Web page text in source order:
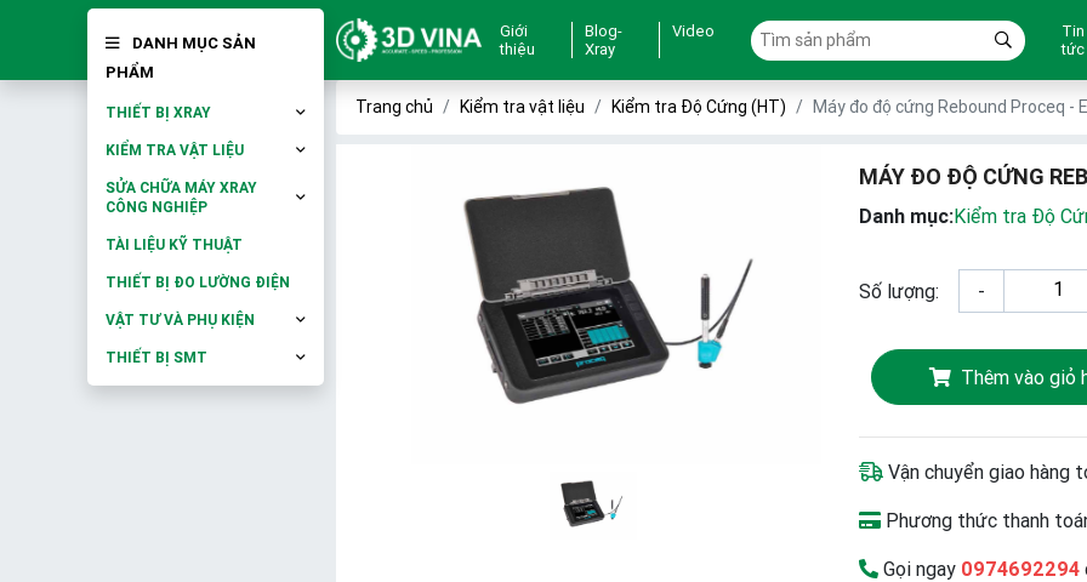
DANH MỤC SẢN
PHẨM
THIẾT BỊ XRAY
KIỂM TRA VẬT LIỆU
SỬA CHỮA MÁY XRAY
CÔNG NGHIỆP
TÀI LIỆU KỸ THUẬT
THIẾT BỊ ĐO LƯỜNG ĐIỆN
VẬT TƯ VÀ PHỤ KIỆN
THIẾT BỊ SMT
Giới
thiệu
Blog-
Xray
Video
Tin
tức
Trang chủ Kiểm tra vật liệu Kiểm tra Độ Cứng (HT) Máy đo độ cứng Rebound Proceq -
MÁY ĐO ĐỘ CỨNG
Danh mục:Kiểm tra Độ
Số lượng: -
Thêm vào giỏ
Vận chuyển giao hàng
Phương thức thanh
Gọi ngay 0974692294